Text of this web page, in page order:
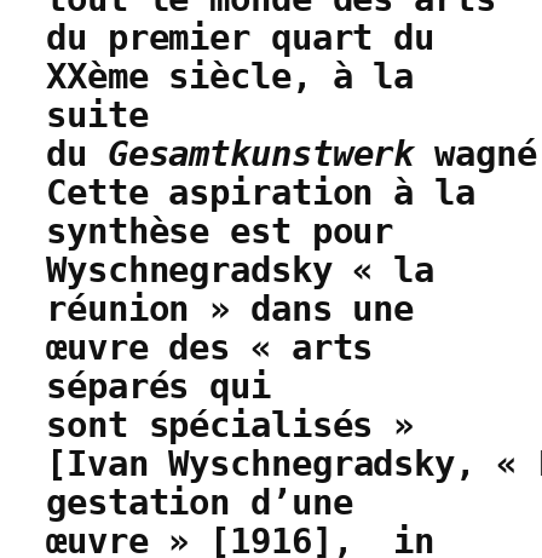
du premier quart du
XXème siècle, à la
suite
du Gesamtkunstwerk
Cette aspiration à la
synthèse est pour
Wyschnegradsky « la
réunion » dans une
œuvre des « arts
séparés qui
sont spécialisés »
[Ivan Wyschnegradsky, «
gestation d’une
œuvre » [1916], in